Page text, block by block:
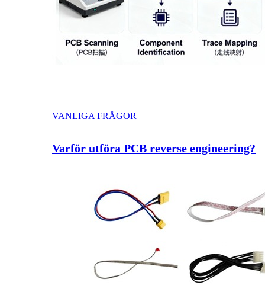
VANLIGA FRÅGOR
Varför utföra PCB reverse engineering?